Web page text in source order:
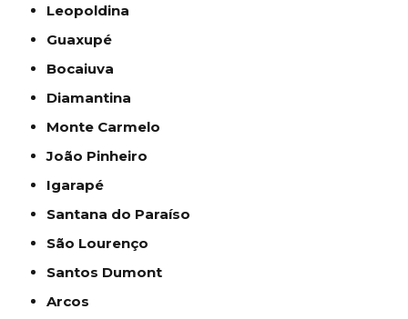
Leopoldina
Guaxupé
Bocaiuva
Diamantina
Monte Carmelo
João Pinheiro
Igarapé
Santana do Paraíso
São Lourenço
Santos Dumont
Arcos